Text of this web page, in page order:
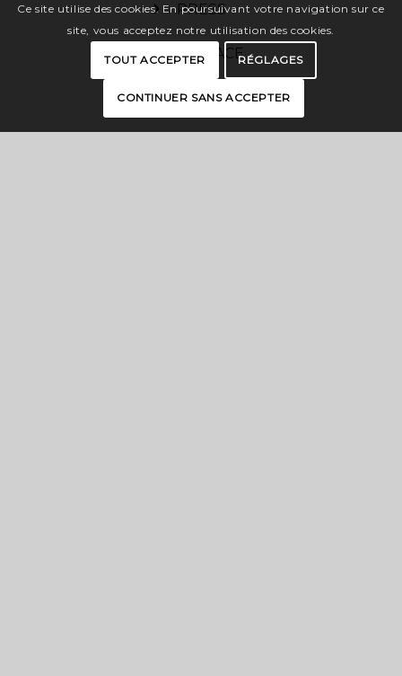
PRESS
PRO SPACE
Ce site utilise des cookies. En poursuivant votre navigation sur ce
site, vous acceptez notre utilisation des cookies.
TOUT ACCEPTER RÉGLAGES
CONTINUER SANS ACCEPTER